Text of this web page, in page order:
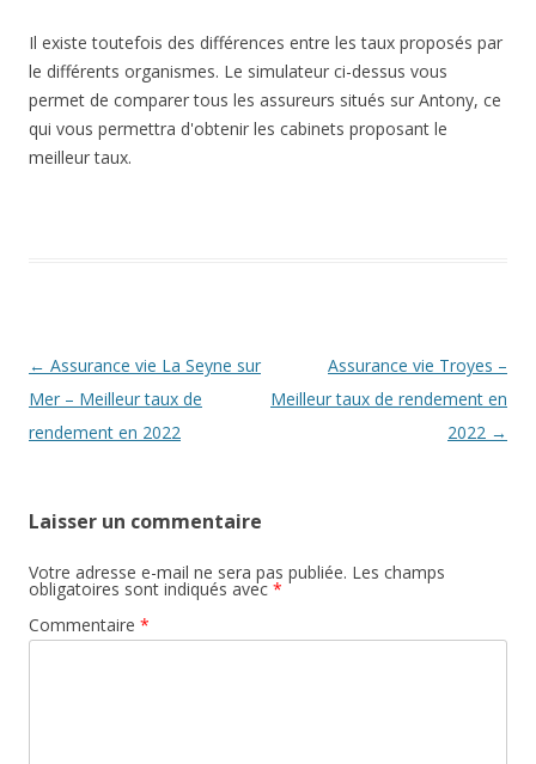
Il existe toutefois des différences entre les taux proposés par
le différents organismes. Le simulateur ci-dessus vous
permet de comparer tous les assureurs situés sur Antony, ce
qui vous permettra d'obtenir les cabinets proposant le
meilleur taux.
Navigation
des
articles
← Assurance vie La Seyne sur
Mer – Meilleur taux de
rendement en 2022
Assurance vie Troyes –
Meilleur taux de rendement en
2022 →
Laisser un commentaire
Votre adresse e-mail ne sera pas publiée. Les champs
obligatoires sont indiqués avec *
Commentaire *